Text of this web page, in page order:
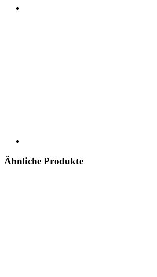
Ähnliche Produkte